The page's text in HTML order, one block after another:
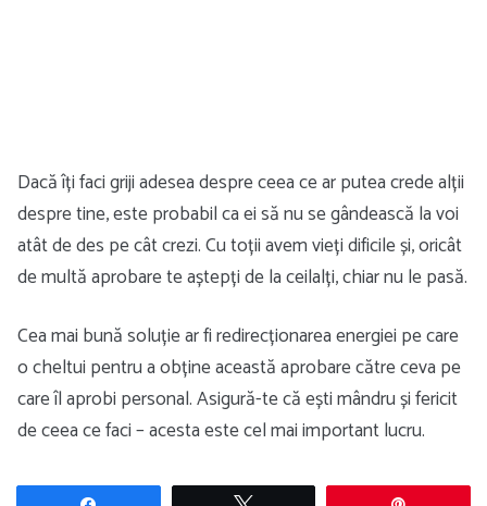
Dacă îți faci griji adesea despre ceea ce ar putea crede alții
despre tine, este probabil ca ei să nu se gândească la voi
atât de des pe cât crezi. Cu toții avem vieți dificile și, oricât
de multă aprobare te aștepți de la ceilalți, chiar nu le pasă.
Cea mai bună soluție ar fi redirecționarea energiei pe care
o cheltui pentru a obține această aprobare către ceva pe
care îl aprobi personal. Asigură-te că ești mândru și fericit
de ceea ce faci – acesta este cel mai important lucru.